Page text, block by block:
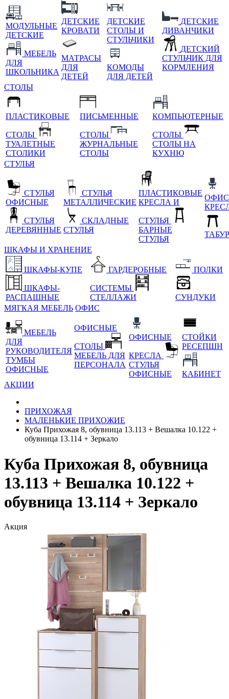
МОДУЛЬНЫЕ
ДЕТСКИЕ
МЕБЕЛЬ
ДЛЯ
ШКОЛЬНИКА
ДЕТСКИЕ
КРОВАТИ
МАТРАСЫ
ДЛЯ
ДЕТЕЙ
ДЕТСКИЕ
СТОЛЫ И
СТУЛЬЧИКИ
КОМОДЫ
ДЛЯ ДЕТЕЙ
ДЕТСКИЕ
ДИВАНЧИКИ
ДЕТСКИЙ
СТУЛЬЧИК ДЛЯ
КОРМЛЕНИЯ
СТОЛЫ
ПЛАСТИКОВЫЕ
СТОЛЫ
ТУАЛЕТНЫЕ
СТОЛИКИ
ПИСЬМЕННЫЕ
СТОЛЫ
ЖУРНАЛЬНЫЕ
СТОЛЫ
КОМПЬЮТЕРНЫЕ
СТОЛЫ
СТОЛЫ НА
КУХНЮ
СТУЛЬЯ
СТУЛЬЯ
ОФИСНЫЕ
СТУЛЬЯ
ДЕРЕВЯННЫЕ
СТУЛЬЯ
МЕТАЛЛИЧЕСКИЕ
СКЛАДНЫЕ
СТУЛЬЯ
ПЛАСТИКОВЫЕ
КРЕСЛА И
СТУЛЬЯ
БАРНЫЕ
СТУЛЬЯ
ШКАФЫ И ХРАНЕНИЕ
ШКАФЫ-КУПЕ
ШКАФЫ-
РАСПАШНЫЕ
ГАРДЕРОБНЫЕ
СИСТЕМЫ
СТЕЛЛАЖИ
ПОЛКИ
СУНДУКИ
МЯГКАЯ МЕБЕЛЬ ОФИС
МЕБЕЛЬ
ДЛЯ
РУКОВОДИТЕЛЯ
ТУМБЫ
ОФИСНЫЕ
ОФИСНЫЕ
СТОЛЫ
МЕБЕЛЬ ДЛЯ
ПЕРСОНАЛА
ОФИСНЫЕ
КРЕСЛА
СТУЛЬЯ
ОФИСНЫЕ
СТОЙКИ
РЕСЕПШН
КАБИНЕТ
АКЦИИ
ПРИХОЖАЯ
МАЛЕНЬКИЕ ПРИХОЖИЕ
Куба Прихожая 8, обувница 13.113 + Вешалка 10.122 +
обувница 13.114 + Зеркало
Куба Прихожая 8, обувница
13.113 + Вешалка 10.122 +
обувница 13.114 + Зеркало
Акция